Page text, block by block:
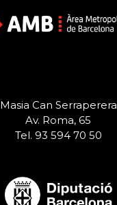
Masia Can Serraperera
Av. Roma, 65
Tel. 93 594 70 50